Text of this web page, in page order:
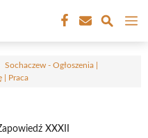
Sochaczew - Ogłoszenia |
| Praca
XXXII